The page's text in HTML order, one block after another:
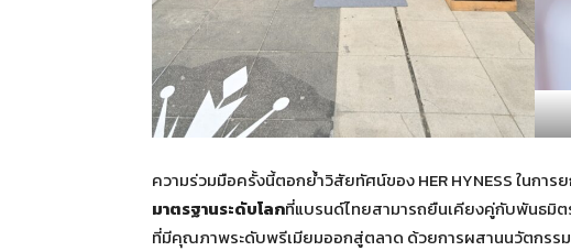
ความร่วมมือครั้งนี้ตอกย้ำวิสัยทัศน์ของ HER HYNESS ในกา
มาตรฐานระดับโลกที่แบรนด์ไทยสามารถยืนเคียงคู่กับพันธมิ
ที่มีคุณภาพระดับพรีเมียมออกสู่ตลาด ด้วยการผสานนวัตกรร